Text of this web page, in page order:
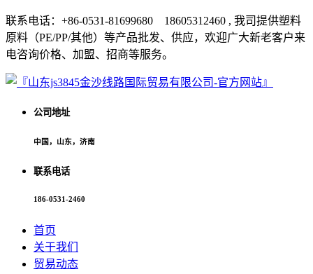
联系电话：+86-0531-81699680 18605312460 , 我司提供塑料
原料（PE/PP/其他）等产品批发、供应，欢迎广大新老客户来
电咨询价格、加盟、招商等服务。
公司地址
中国，山东，济南
联系电话
186-0531-2460
首页
关于我们
贸易动态